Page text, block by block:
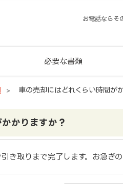
お電話ならそ
必要な書類
車の売却にはどれくらい時間が
かりますか？
き取りまで完了します。お急ぎの